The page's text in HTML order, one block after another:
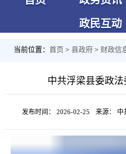
政民互动
当前位置： 首页 > 县政府 > 财政信
中共浮梁县委政
发布时间： 2026-02-25 来源： 中